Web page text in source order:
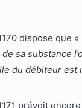
dispose que «
sa substance
du débiteur est
prévoit